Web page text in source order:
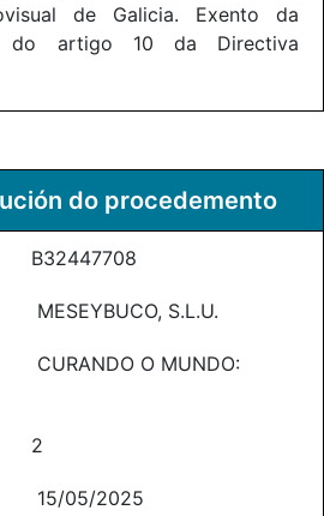
de Galicia. Exento da
do artigo 10 da Directiva
do procedemento
B32447708
MESEYBUCO, S.L.U.
CURANDO O MUNDO:
2
15/05/2025